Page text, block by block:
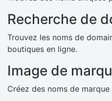
Recherche de
Trouvez les noms de
boutiques en ligne.
Image de
Créez des noms de